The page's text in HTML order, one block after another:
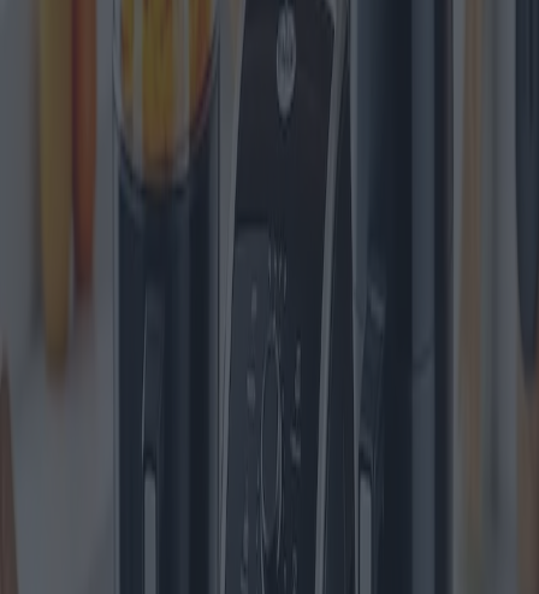
Nel panorama in continua evoluzione degli elettrodomestici da
croccanti e deliziosi. Con l'avvicinarsi del 2025, il mercato pullula di
gourmet. In una valutazione completa, esploriamo le 10 migliori
vantaggi, gli svantaggi, i prezzi e le opzioni di garanzia.
dell'olio, che garantisce uno spreco minimo di olio e una pulizia